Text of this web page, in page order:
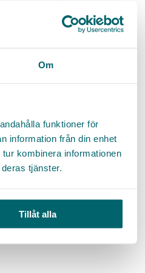
Om
funktioner för
information från din enhet
kombinera informationen
tjänster.
Tillåt alla
er?
rekrytering
större och